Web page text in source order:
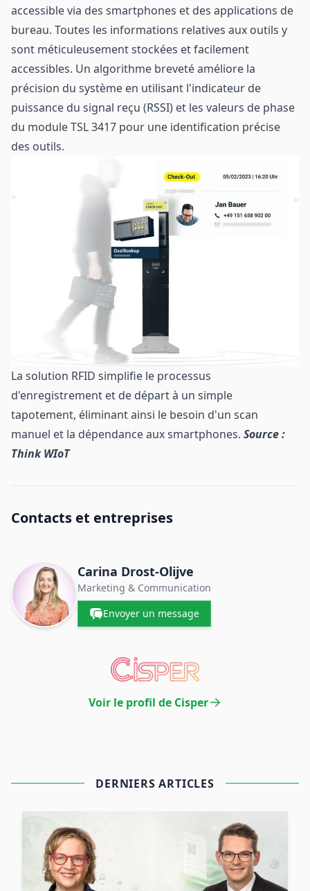
accessible via des smartphones et des applications de
bureau. Toutes les informations relatives aux outils y
sont méticuleusement stockées et facilement
accessibles. Un algorithme breveté améliore la
précision du système en utilisant l'indicateur de
puissance du signal reçu (RSSI) et les valeurs de phase
du module TSL 3417 pour une identification précise
des outils.
La solution RFID simplifie le processus
d'enregistrement et de départ à un simple
tapotement, éliminant ainsi le besoin d'un scan
manuel et la dépendance aux smartphones. Source :
Think WIoT
Contacts et entreprises
Carina ​Drost‑Olijve
Marketing & Communication
Envoyer un message
Voir le profil de Cisper
DERNIERS ARTICLES